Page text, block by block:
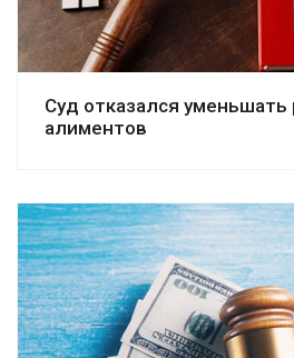
Суд отказался уменьшать
алиментов